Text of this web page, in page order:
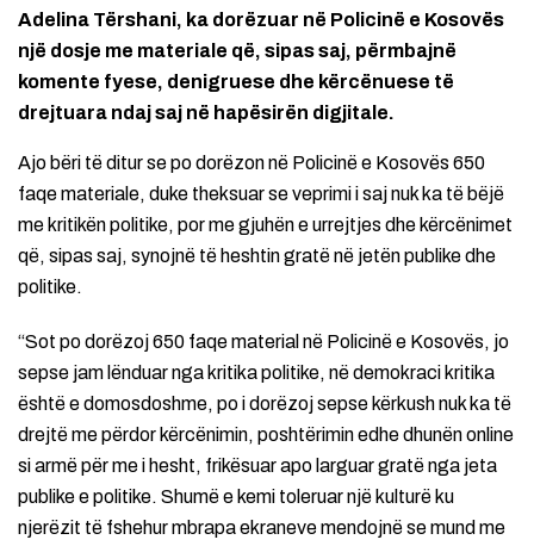
Adelina Tërshani, ka dorëzuar në Policinë e Kosovës
një dosje me materiale që, sipas saj, përmbajnë
komente fyese, denigruese dhe kërcënuese të
drejtuara ndaj saj në hapësirën digjitale.
Ajo bëri të ditur se po dorëzon në Policinë e Kosovës 650
faqe materiale, duke theksuar se veprimi i saj nuk ka të bëjë
me kritikën politike, por me gjuhën e urrejtjes dhe kërcënimet
që, sipas saj, synojnë të heshtin gratë në jetën publike dhe
politike.
“Sot po dorëzoj 650 faqe material në Policinë e Kosovës, jo
sepse jam lënduar nga kritika politike, në demokraci kritika
është e domosdoshme, po i dorëzoj sepse kërkush nuk ka të
drejtë me përdor kërcënimin, poshtërimin edhe dhunën online
si armë për me i hesht, frikësuar apo larguar gratë nga jeta
publike e politike. Shumë e kemi toleruar një kulturë ku
njerëzit të fshehur mbrapa ekraneve mendojnë se mund me